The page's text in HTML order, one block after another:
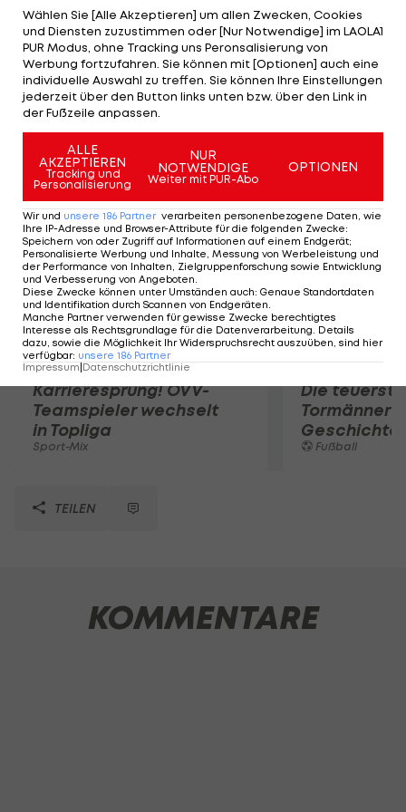
Werder Bremen mit den Teamspielern Arnautovic,
Prödl und Junuzovic muss in der ersten Runde zum
Aufsteiger Eintracht Braunschweig. Schalke
(Fuchs) trifft auf den HSV (Scharner), Mainz
(Baumgartlinger) empfängt den VfB Stuttgart
(Harnik, Holzhauser).
Mehr zum Thema
Karrieresprung! ÖVV-
Teamspieler wechselt
in Topliga
Sport-Mix
Die
Tormänner
Geschichte
Fußball
TEILEN
KOMMENTARE
Wählen Sie [Alle Akzeptieren] um allen Zwecken, Cookies
und Diensten zuzustimmen oder [Nur Notwendige] im LAOLA1
PUR Modus, ohne Tracking uns Peronsalisierung von
Werbung fortzufahren. Sie können mit [Optionen] auch eine
individuelle Auswahl zu treffen. Sie können Ihre Einstellungen
jederzeit über den Button links unten bzw. über den Link in
der Fußzeile anpassen.
ALLE
AKZEPTIEREN
Tracking und
Personalisierung
NUR
NOTWENDIGE
Weiter mit PUR-Abo
OPTIONEN
Wir und unsere 186 Partner verarbeiten personenbezogene Daten, wie
Ihre IP-Adresse und Browser-Attribute für die folgenden Zwecke:
Speichern von oder Zugriff auf Informationen auf einem Endgerät;
Personalisierte Werbung und Inhalte, Messung von Werbeleistung und
der Performance von Inhalten, Zielgruppenforschung sowie Entwicklung
und Verbesserung von Angeboten.
Diese Zwecke können unter Umständen auch: Genaue Standortdaten
und Identifikation durch Scannen von Endgeräten.
Manche Partner verwenden für gewisse Zwecke berechtigtes
Interesse als Rechtsgrundlage für die Datenverarbeitung. Details
dazu, sowie die Möglichkeit Ihr Widerspruchsrecht auszuüben, sind hier
verfügbar: unsere 186 Partner
Impressum Datenschutzrichtlinie